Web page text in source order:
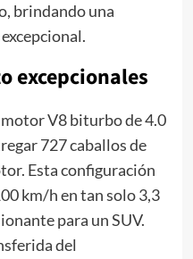
brindando una
excepcionales
motor V8 biturbo de 4.0
727 caballos de
Esta configuración
km/h en tan solo 3,3
para un SUV.
del